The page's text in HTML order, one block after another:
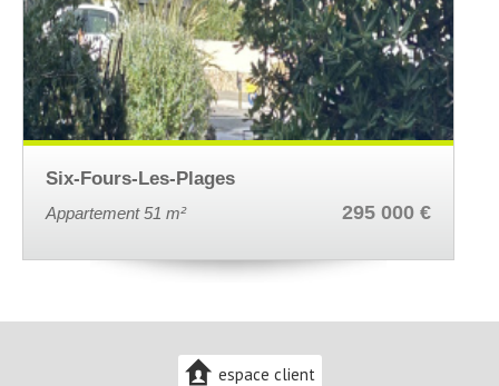
295 000 €
Toulon
Appartement 43.8 m²
espace client